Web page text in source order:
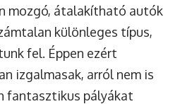
mozgó, átalakítható autók
különleges típus,
fel. Éppen ezért
izgalmasak, arról nem is
fantasztikus pályákat